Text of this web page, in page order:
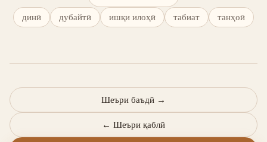
динӣ дубайтӣ ишқи илоҳӣ табиат танҳоӣ
← Шеъри қаблӣ
Шеъри баъдӣ →